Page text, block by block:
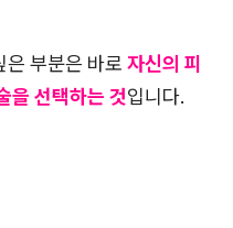
은 부분은 바로 자신의 피
을 선택하는 것입니다.